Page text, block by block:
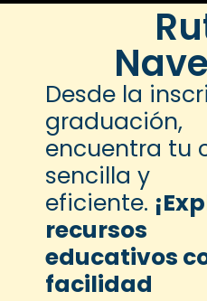
Desde la
graduación,
encuentra tu
sencilla y
eficiente.
recursos
educativos
facilidad